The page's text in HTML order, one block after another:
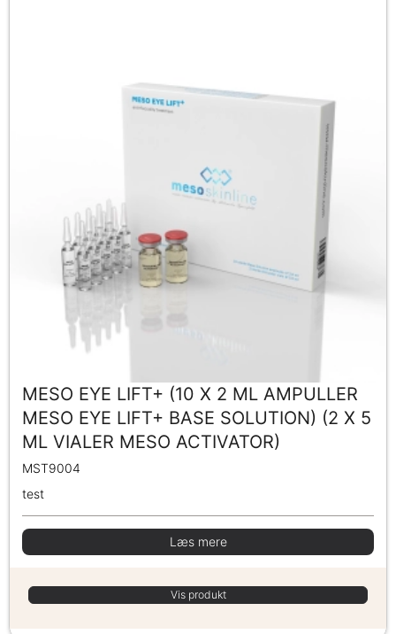
MESO EYE LIFT+ (10 X 2 ML AMPULLER
MESO EYE LIFT+ BASE SOLUTION) (2 X 5
ML VIALER MESO ACTIVATOR)
MST9004
test
Læs mere
Vis produkt